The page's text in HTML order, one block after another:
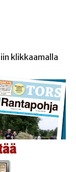
klikkaamalla